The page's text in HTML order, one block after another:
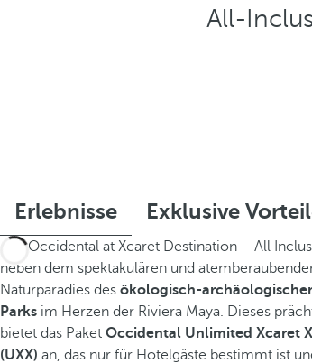
All-
Erlebnisse Exklusive
Das Occidental at Xcaret Destination – All
neben dem spektakulären und
Naturparadies des ökologisch-
Parks im Herzen der Riviera Maya. Dieses
bietet das Paket Occidental Unlimited Xcaret
(UXX) an, das nur für Hotelgäste bestimmt ist